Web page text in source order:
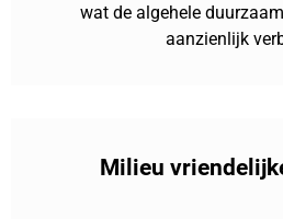
wat de algehele
aanzienlijk
Milieu